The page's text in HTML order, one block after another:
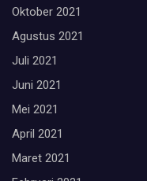
Oktober 2021
Agustus 2021
Juli 2021
Juni 2021
Mei 2021
April 2021
Maret 2021